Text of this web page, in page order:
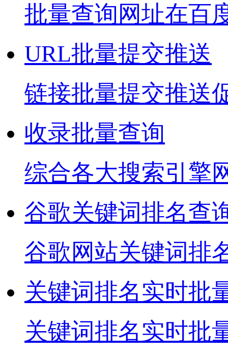
批量查询网址在百
URL批量提交推送
链接批量提交推送
收录批量查询
综合各大搜索引擎
谷歌关键词排名查
谷歌网站关键词排
关键词排名实时批
关键词排名实时批